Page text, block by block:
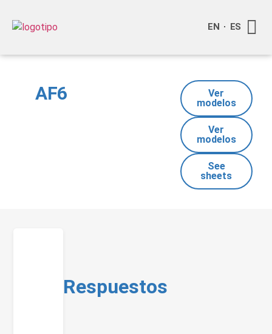
EN ES
AF6
Ver
modelos
Ver
modelos
See
sheets
Respuestos